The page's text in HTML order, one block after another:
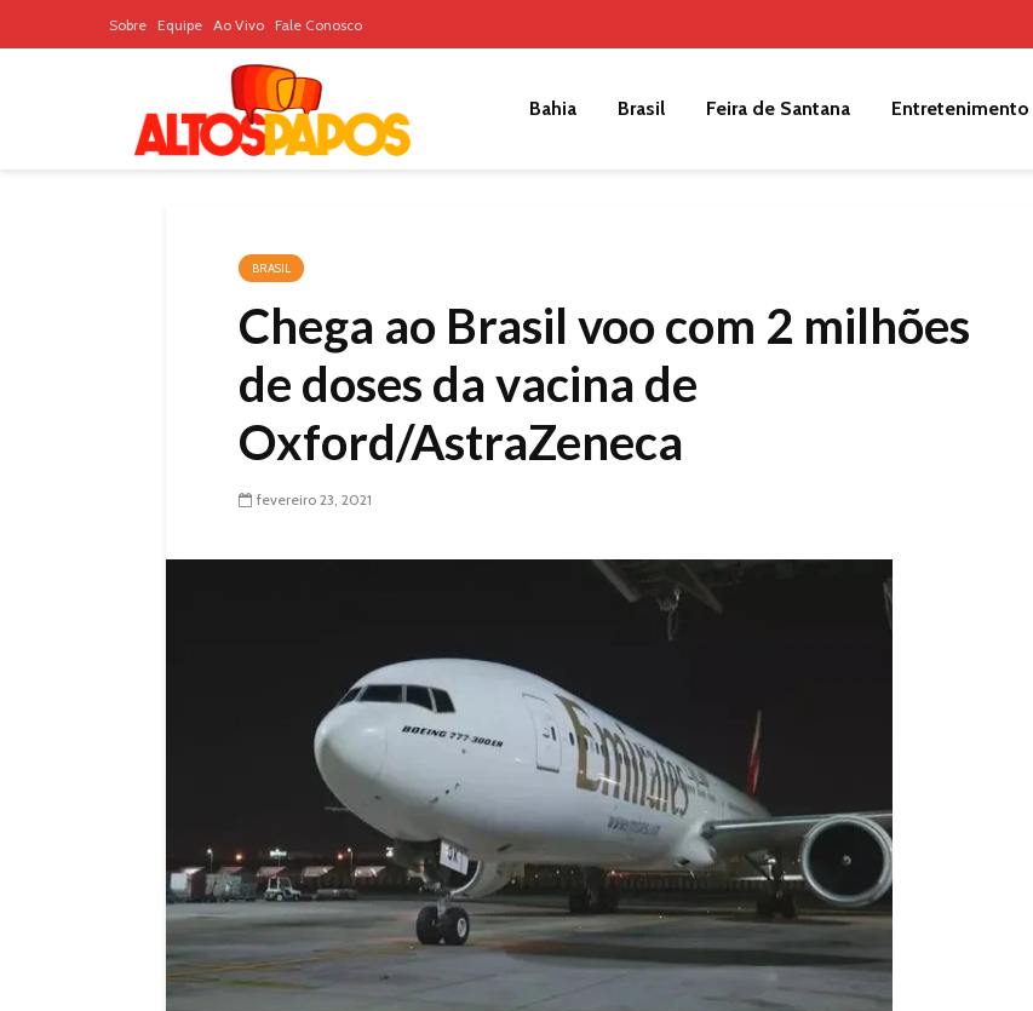
Sobre Equipe Ao Vivo Fale Conosco
Bahia Brasil Feira de Santana Entretenimento
BRASIL
Chega ao Brasil voo com 2 milhões
de doses da vacina de
Oxford/AstraZeneca
fevereiro 23, 2021